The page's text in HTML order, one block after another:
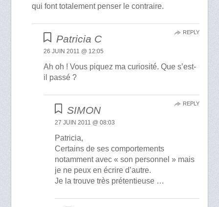
qui font totalement penser le contraire.
Patricia C
26 JUIN 2011 @ 12:05
Ah oh ! Vous piquez ma curiosité. Que s’est-
il passé ?
REPLY
SIMON
27 JUIN 2011 @ 08:03
Patricia,
Certains de ses comportements
notamment avec « son personnel » mais
je ne peux en écrire d’autre.
Je la trouve très prétentieuse …
REPLY